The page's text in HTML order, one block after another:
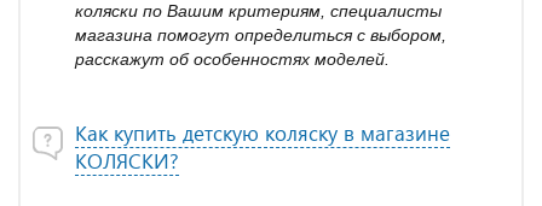
коляски по Вашим критериям, специалисты
магазина помогут определиться с выбором,
расскажут об особенностях моделей.
Как купить детскую коляску в магазине
КОЛЯСКИ?